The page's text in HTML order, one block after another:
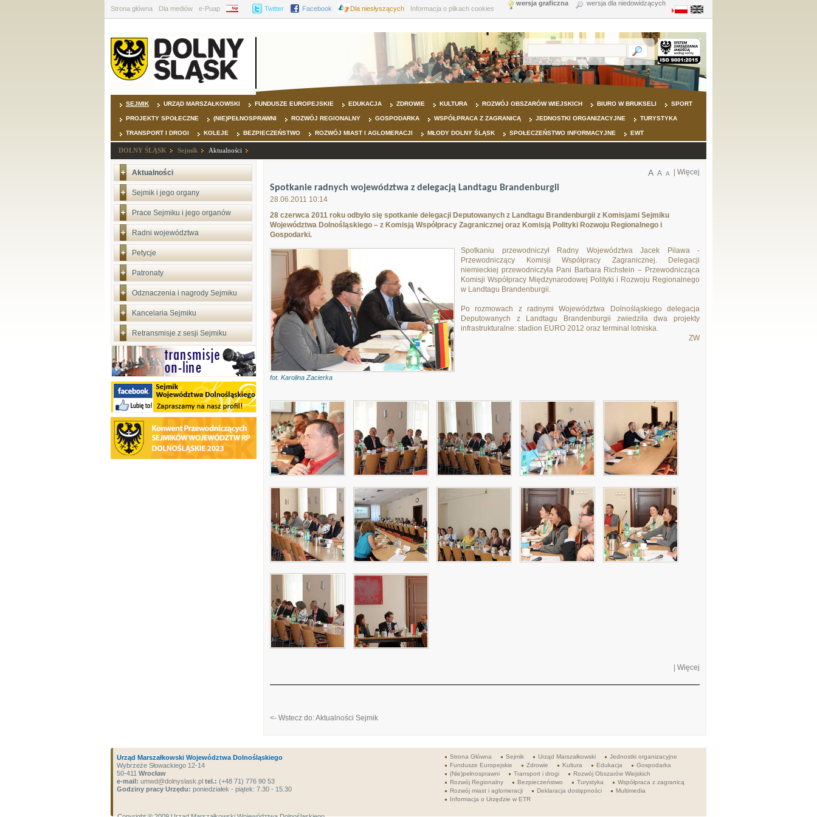
Strona główna Dla mediów e-Puap BIP Twitter Facebook Dla niesłyszących Informacja o plikach cookies
wersja graficzna wersja dla niedowidzących
SEJMIK URZĄD MARSZAŁKOWSKI FUNDUSZE EUROPEJSKIE EDUKACJA ZDROWIE KULTURA ROZWÓJ OBSZARÓW WIEJSKICH BIURO W BRUKSELI SPORT
PROJEKTY SPOŁECZNE (NIE)PEŁNOSPRAWNI ROZWÓJ REGIONALNY GOSPODARKA WSPÓŁPRACA Z ZAGRANICĄ JEDNOSTKI ORGANIZACYJNE TURYSTYKA
TRANSPORT I DROGI KOLEJE BEZPIECZEŃSTWO ROZWÓJ MIAST I AGLOMERACJI MŁODY DOLNY ŚLĄSK SPOŁECZEŃSTWO INFORMACYJNE EWT
DOLNY ŚLĄSK Sejmik Aktualności
Aktualności
Sejmik i jego organy
Prace Sejmiku i jego organów
Radni województwa
Petycje
Patronaty
Odznaczenia i nagrody Sejmiku
Kancelaria Sejmiku
Retransmisje z sesji Sejmiku
Więcej
A A A
Spotkanie radnych województwa z delegacją Landtagu Brandenburgii
28.06.2011 10:14
28 czerwca 2011 roku odbyło się spotkanie delegacji Deputowanych z Landtagu Brandenburgii z Komisjami Sejmiku
Województwa Dolnośląskiego – z Komisją Współpracy Zagranicznej oraz Komisją Polityki Rozwoju Regionalnego i
Gospodarki.
fot. Karolina Zacierka
Spotkaniu przewodniczył Radny Województwa Jacek Pilawa -
Przewodniczący Komisji Współpracy Zagranicznej. Delegacji
niemieckiej przewodniczyła Pani Barbara Richstein – Przewodnicząca
Komisji Współpracy Międzynarodowej Polityki i Rozwoju Regionalnego
w Landtagu Brandenburgii.
Po rozmowach z radnymi Województwa Dolnośląskiego delegacja
Deputowanych z Landtagu Brandenburgii zwiedziła dwa projekty
infrastrukturalne: stadion EURO 2012 oraz terminal lotniska.
ZW
Więcej
<- Wstecz do: Aktualności Sejmik
Urząd Marszałkowski Województwa Dolnośląskiego
Wybrzeże Słowackiego 12-14
50-411 Wrocław
e-mail: umwd@dolnyslask.pl tel.: (+48 71) 776 90 53
Godziny pracy Urzędu: poniedziałek - piątek: 7.30 - 15.30
Strona Główna Sejmik Urząd Marszałkowski
Jednostki organizacyjne
Fundusze Europejskie
Zdrowie Kultura Edukacja
Gospodarka
(Nie)pełnosprawni
Transport i drogi
Rozwój Obszarów Wiejskich
Rozwój Regionalny
Bezpieczeństwo Turystyka
Współpraca z zagranicą
Rozwój miast i aglomeracji
Deklaracja dostępności
Multimedia
Informacja o Urzędzie w ETR